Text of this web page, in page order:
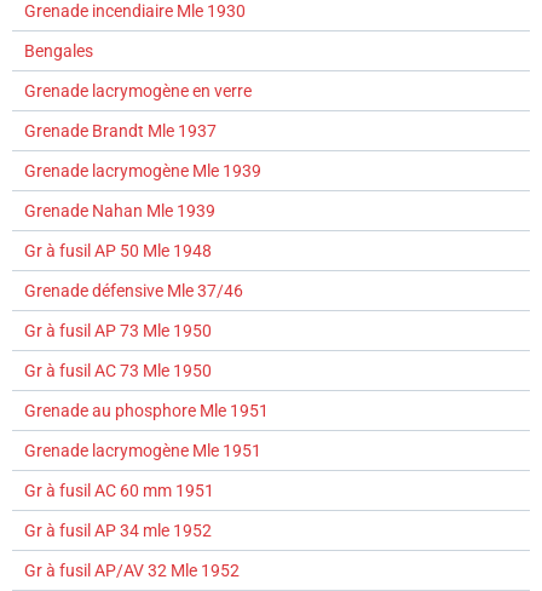
Grenade incendiaire Mle 1930
Bengales
Grenade lacrymogène en verre
Grenade Brandt Mle 1937
Grenade lacrymogène Mle 1939
Grenade Nahan Mle 1939
Gr à fusil AP 50 Mle 1948
Grenade défensive Mle 37/46
Gr à fusil AP 73 Mle 1950
Gr à fusil AC 73 Mle 1950
Grenade au phosphore Mle 1951
Grenade lacrymogène Mle 1951
Gr à fusil AC 60 mm 1951
Gr à fusil AP 34 mle 1952
Gr à fusil AP/AV 32 Mle 1952